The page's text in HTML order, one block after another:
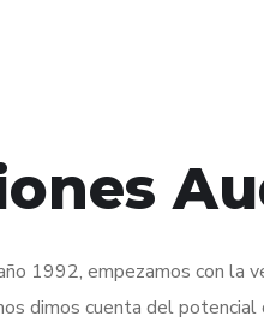
1992, empezamos con la
dimos cuenta del